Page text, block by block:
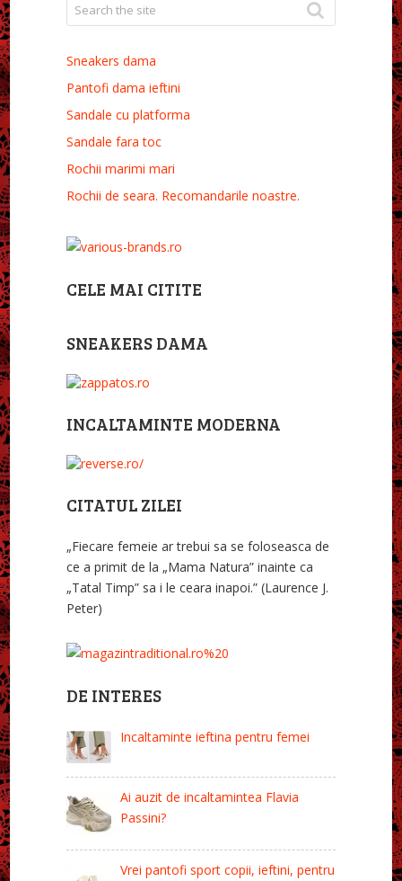
Sneakers dama
Pantofi dama ieftini
Sandale cu platforma
Sandale fara toc
Rochii marimi mari
Rochii de seara. Recomandarile noastre.
CELE MAI CITITE
SNEAKERS DAMA
INCALTAMINTE MODERNA
CITATUL ZILEI
„Fiecare femeie ar trebui sa se foloseasca de
ce a primit de la „Mama Natura” inainte ca
„Tatal Timp” sa i le ceara inapoi.” (Laurence J.
Peter)
DE INTERES
Incaltaminte ieftina pentru femei
Ai auzit de incaltamintea Flavia
Passini?
Vrei pantofi sport copii, ieftini, pentru